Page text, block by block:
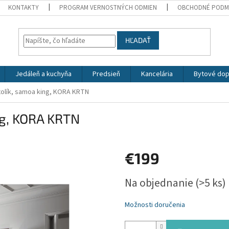
KONTAKTY PROGRAM VERNOSTNÝCH ODMIEN OBCHODNÉ
HĽADAŤ
Jedáleň a kuchyňa Predsieň Kancelária Bytové
samoa king, KORA KRTN
KORA KRTN
€199
cena:
Na objednanie (>5 ks)
Možnosti doručenia